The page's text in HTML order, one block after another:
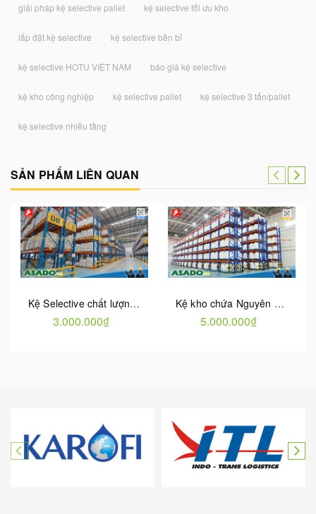
giải pháp kệ selective pallet kệ selective tối ưu kho
lắp đặt kệ selective kệ selective bền bỉ
kệ selective HOTU VIỆT NAM báo giá kệ selective
kệ kho công nghiệp kệ selective pallet kệ selective 3 tấn/pallet
kệ selective nhiều tầng
SẢN PHẨM LIÊN QUAN
Kệ Selective chất lượng cao - Giá tại Nhà máy | Bảo hành 5 Năm
3.000.000₫
Kệ kho chứa Nguyên vật liệu - Bảo hành chính hãng | Hotu Việt Nam
5.000.000₫